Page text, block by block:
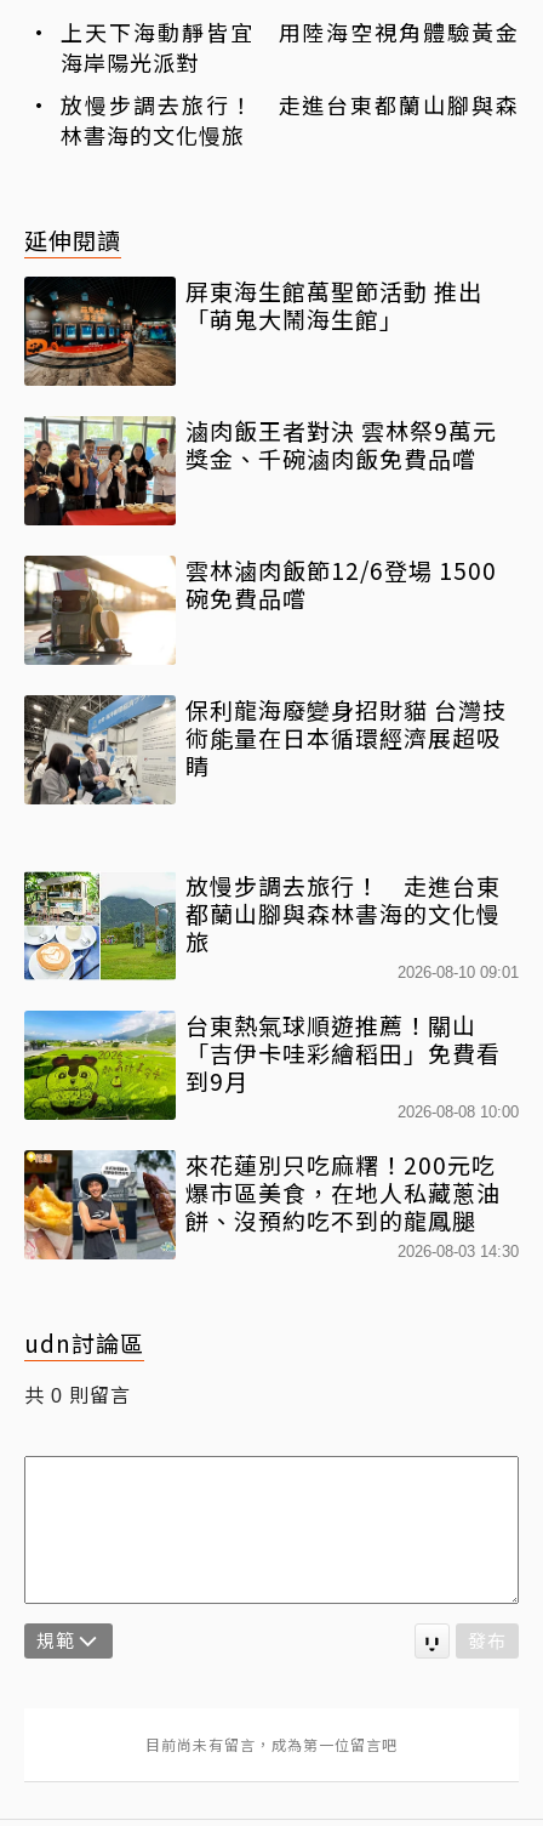
上天下海動靜皆宜 用陸海空視角體驗黃金
海岸陽光派對
放慢步調去旅行！ 走進台東都蘭山腳與森
林書海的文化慢旅
延伸閱讀
屏東海生館萬聖節活動 推出
「萌鬼大鬧海生館」
滷肉飯王者對決 雲林祭9萬元
獎金、千碗滷肉飯免費品嚐
雲林滷肉飯節12/6登場 1500
碗免費品嚐
保利龍海廢變身招財貓 台灣技
術能量在日本循環經濟展超吸
睛
放慢步調去旅行！ 走進台東
都蘭山腳與森林書海的文化慢
旅
2026-08-10 09:01
台東熱氣球順遊推薦！關山
「吉伊卡哇彩繪稻田」免費看
到9月
2026-08-08 10:00
來花蓮別只吃麻糬！200元吃
爆市區美食，在地人私藏蔥油
餅、沒預約吃不到的龍鳳腿
2026-08-03 14:30
udn討論區
共 0 則留言
規範 發布